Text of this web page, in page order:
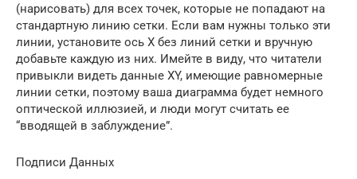
(нарисовать) для всех точек, которые не попадают на
стандартную линию сетки. Если вам нужны только эти
линии, установите ось X без линий сетки и вручную
добавьте каждую из них. Имейте в виду, что читатели
привыкли видеть данные XY, имеющие равномерные
линии сетки, поэтому ваша диаграмма будет немного
оптической иллюзией, и люди могут считать ее
“вводящей в заблуждение”.
Подписи Данных